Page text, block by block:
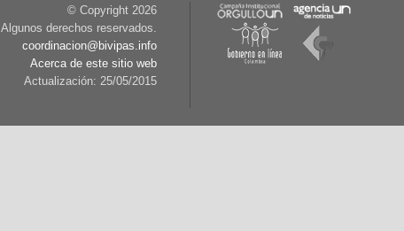
© Copyright 2026
Algunos derechos reservados.
coordinacion@bivipas.info
Acerca de este sitio web
Actualización: 25/05/2015